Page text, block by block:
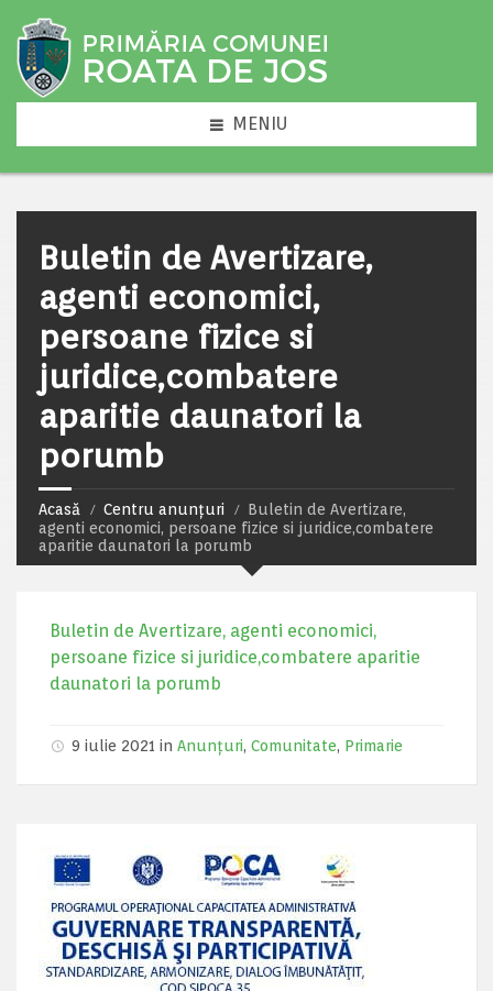
MENIU
Buletin de Avertizare,
agenti economici,
persoane fizice si
juridice,combatere
aparitie daunatori la
porumb
Acasă Centru anunțuri
Buletin de Avertizare,
agenti economici, persoane fizice si juridice,combatere
aparitie daunatori la porumb
Buletin de Avertizare, agenti economici,
persoane fizice si juridice,combatere aparitie
daunatori la porumb
9 iulie 2021 in Anunțuri, Comunitate, Primarie